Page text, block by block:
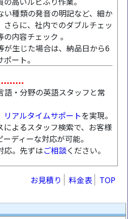
い種類の発音の明記など、細か
らに、社内でのダブルチェッ
内容チェック 。
が生じた場合は、納品日から6
ート。
語・分野の英語スタッフと常
リアルタイムサポートを実現。
によるスタッフ検索で、お客様
ディーな対応が可能。
応。先ずはご相談ください。
お見積り 料金表 TOP